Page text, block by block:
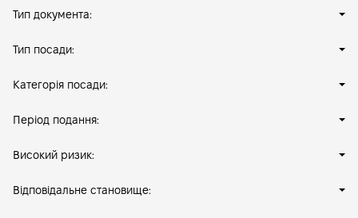
Тип документа:
Тип посади:
Категорія посади:
Період подання:
Високий ризик:
Відповідальне становище: